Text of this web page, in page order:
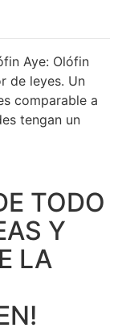
Aye: Olófin
de leyes. Un
comparable a
tengan un
TODO
Y
LA